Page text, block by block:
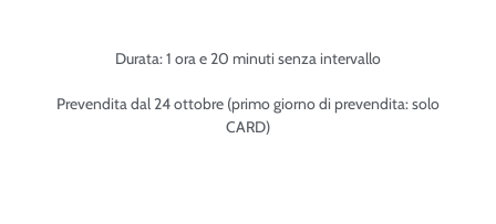
Durata: 1 ora e 20 minuti senza intervallo
Prevendita dal 24 ottobre (primo giorno di prevendita: solo
CARD)